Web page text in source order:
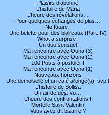
Plaisirs d’abonné
L’histoire de Maria
L’heure des révélations…
Pour quelques échanges de plus…
No future !
Une belette pour des blaireaux (Part. IV)
What a surprise !
Un duo sensuel
Ma rencontre avec Oona (3)
Ma rencontre avec Oona (2)
100 Posts à postuler !
Ma rencontre avec Oona (1)
Nouveaux horizons
Une demoiselle et un café allongé(s), svp !
L’histoire de Sollisa
Un air de déjà-vu…
L’heure des confrontations !
Mortelle Saint-Valentin
Vous avez dit bizarre ?